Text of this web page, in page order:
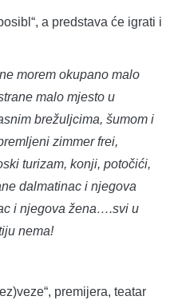
a predstava će igrati i
morem okupano malo
malo mjesto u
brežuljcima, šumom i
zimmer frei,
turizam, konji, potočići,
dalmatinac i njegova
i njegova žena….svi u
nema!
premijera, teatar